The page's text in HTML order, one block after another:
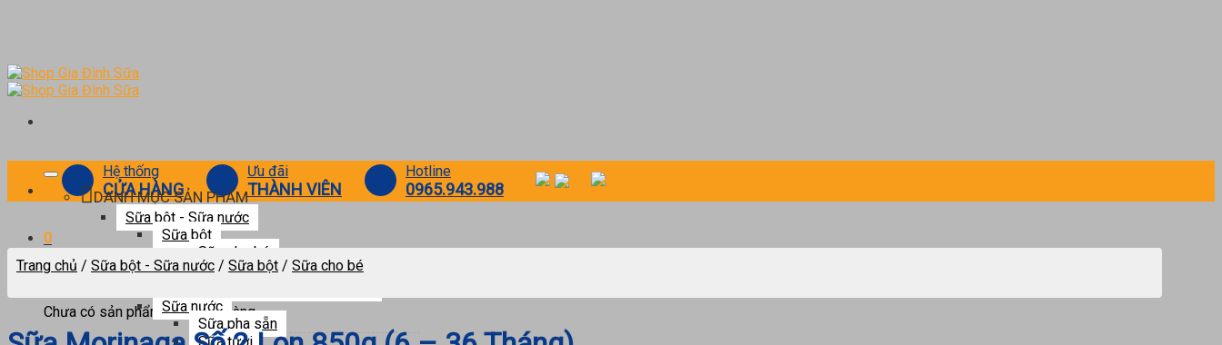
Hệ thống
CỬA HÀNG
Ưu đãi
THÀNH VIÊN
Hotline
0965.943.988
0
Giỏ hàng
Chưa có sản phẩm trong giỏ hàng.
DANH MỤC SẢN PHẨM
Sữa bột - Sữa nước
Sữa bột
Sữa cho bé
Sữa cho mẹ bầu
Sữa nước
Sữa pha sẵn
Trang chủ / Sữa bột - Sữa nước / Sữa bột / Sữa cho bé